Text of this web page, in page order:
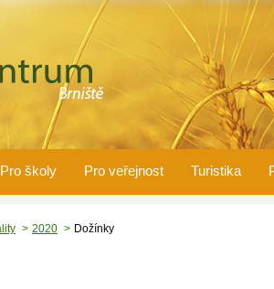
Pro školy Pro veřejnost Turistika
2020 Dožínky